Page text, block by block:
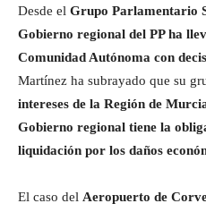
Desde el Grupo Parlamentario
Gobierno regional del PP ha
Comunidad Autónoma con
Martínez ha subrayado que su
intereses de la Región de
Gobierno regional tiene la
liquidación por los daños
El caso del Aeropuerto de